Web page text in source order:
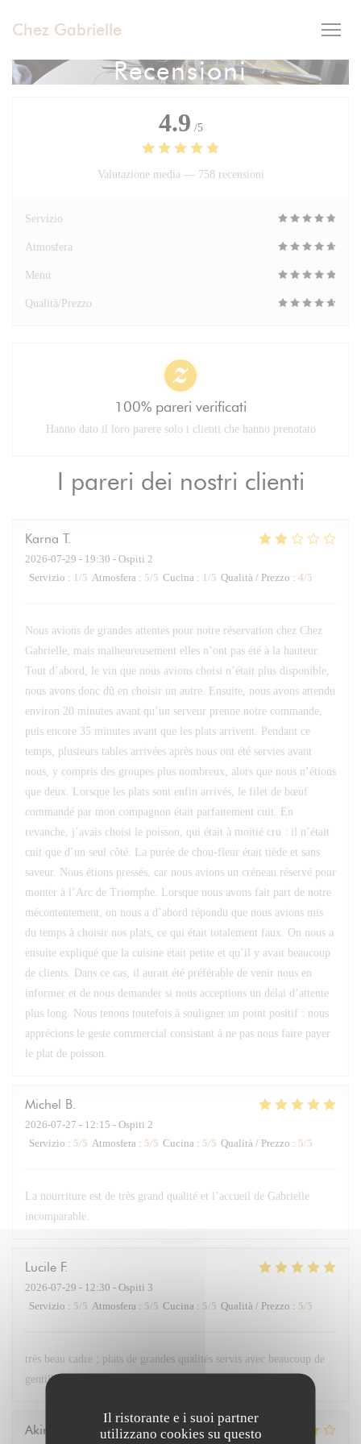
Il ristorante e i suoi partner
utilizzano cookies su questo
Chez Gabrielle
Recensioni
I pareri dei nostri clienti
Karna T
2026-07-29 - 19:30 - Ospiti 2
Servizio : 1/5 Atmosfera : 5/5 Cucina : 1/5 Qualità / Prezzo : 4/5
Nous avions de grandes attentes pour notre réservation chez Chez
Gabrielle, mais malheureusement elles n’ont pas été à la hauteur.
Tout d’abord, le vin que nous avions choisi n’était plus disponible,
nous avons donc dû en choisir un autre. Ensuite, nous avons attendu
environ 20 minutes avant qu’un serveur prenne notre commande,
puis encore 35 minutes avant que les plats arrivent. Pendant ce
temps, plusieurs tables arrivées après nous ont été servies avant
nous, y compris des groupes plus nombreux, alors que nous n’étions
que deux. Lorsque les plats sont enfin arrivés, le filet de bœuf
commandé par mon compagnon était parfaitement cuit. En
revanche, j’avais choisi le poisson, qui était à moitié cru : il n’était
cuit que d’un seul côté. La purée de chou-fleur était tiède et sans
saveur. Nous étions pressés, car nous avions un créneau réservé pour
monter à l’Arc de Triomphe. Lorsque nous avons fait part de notre
mécontentement, on nous a d’abord répondu que nous avions mis
du temps à choisir nos plats, ce qui était totalement faux. On nous a
ensuite expliqué que la cuisine était petite et qu’il y avait beaucoup
de clients. Dans ce cas, il aurait été préférable de venir nous en
informer et de nous demander si nous acceptions un délai d’attente
plus long. Nous tenons toutefois à souligner un point positif : nous
apprécions le geste commercial consistant à ne pas nous faire payer
le plat de poisson.
Michel B
2026-07-27 - 12:15 - Ospiti 2
Servizio : 5/5 Atmosfera : 5/5 Cucina : 5/5 Qualità / Prezzo : 5/5
La nourriture est de très grand qualité et l’accueil de Gabrielle
incomparable.
Lucile F
2026-07-29 - 12:30 - Ospiti 3
Servizio : 5/5 Atmosfera : 5/5 Cucina : 5/5 Qualità / Prezzo : 5/5
très beau cadre ; plats de grandes qualités servis avec beaucoup de
gentillesse
Akira
4.9 /5
Valutazione media — 758 recensioni
Servizio
Atmosfera
Menu
Qualità/Prezzo
100% pareri verificati
Hanno dato il loro parere solo i clienti che hanno prenotato